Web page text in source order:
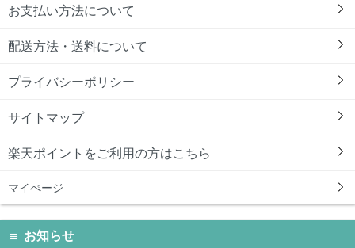
お支払い方法について
配送方法・送料について
プライバシーポリシー
サイトマップ
楽天ポイントをご利用の方はこちら
マイぺージ
お知らせ